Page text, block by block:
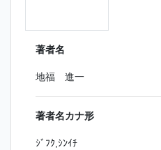
著者名
地福 進一
著者名カナ形
ｼﾞﾌｸ,ｼﾝｲﾁ